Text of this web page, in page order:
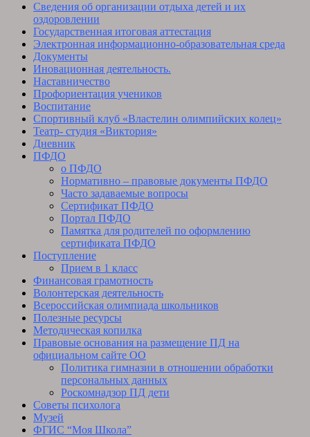
Сведения об организации отдыха детей и их
оздоровлении
Государственная итоговая аттестация
Электронная информационно-образовательная среда
Документы
Иновационная деятельность.
Наставничество
Профориентация учеников
Воспитание
Спортивный клуб «Властелин олимпийских колец»
Театр- студия «Виктория»
Дневник
ПФДО
о ПФДО
Нормативно – правовые документы ПФДО
Часто задаваемые вопросы
Сертификат ПФДО
Портал ПФДО
Памятка для родителей по оформлению
сертификата ПФДО
Поступление
Прием в 1 класс
Финансовая грамотность
Волонтерская деятельность
Всероссийская олимпиада школьников
Полезные ресурсы
Методическая копилка
Правовые основания на размещение ПД на
официальном сайте ОО
Политика гимназии в отношении обработки
персональных данных
Роскомнадзор ПД дети
Советы психолога
Музей
ФГИС “Моя Школа”